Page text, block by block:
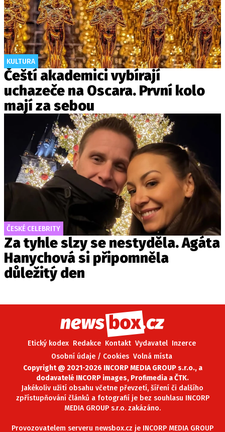
KULTURA
Čeští akademici vybírají
uchazeče na Oscara. První kolo
mají za sebou
ČESKÉ CELEBRITY
Za tyhle slzy se nestyděla. Agáta
Hanychová si připomněla
důležitý den
Etický kodex Redakce Kontakt Vydavatel Inzerce
Osobní údaje / Cookies Volná místa
Copyright @ 2021-2026 INCORP MEDIA GROUP s.r.o., a
dodavatelé INCORP images, Profimedia a ČTK.
Jakékoliv užití obsahu včetne převzetí, šíření či dalšího
zpřístupňování článků a fotografií je bez souhlasu INCORP
MEDIA GROUP s.r.o. zakázáno.
Provozovatelem serveru newsbox.cz je INCORP MEDIA GROUP